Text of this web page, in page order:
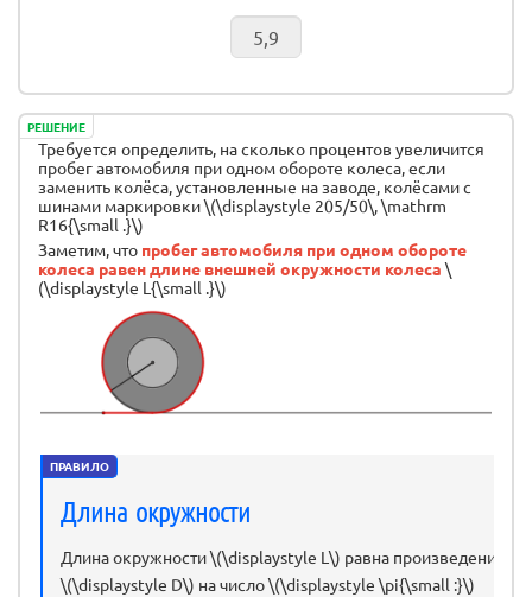
РЕШЕНИЕ
Требуется определить, на сколько процентов увеличится
пробег автомобиля при одном обороте колеса, если
заменить колёса, установленные на заводе, колёсами с
шинами маркировки \(\displaystyle 205/50\, \mathrm
R16{\small .}\)
Заметим, что пробег автомобиля при одном обороте
колеса равен длине внешней окружности колеса\
(\displaystyle L{\small .}\)
ПРАВИЛО
Длина окружности
Длина окружности \(\displaystyle L\) равна произведению
\(\displaystyle D\) на число \(\displaystyle \pi{\small :}\)